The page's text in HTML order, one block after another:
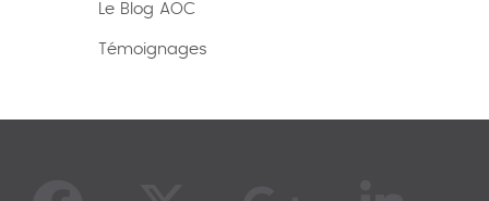
Le Blog AOC
Témoignages